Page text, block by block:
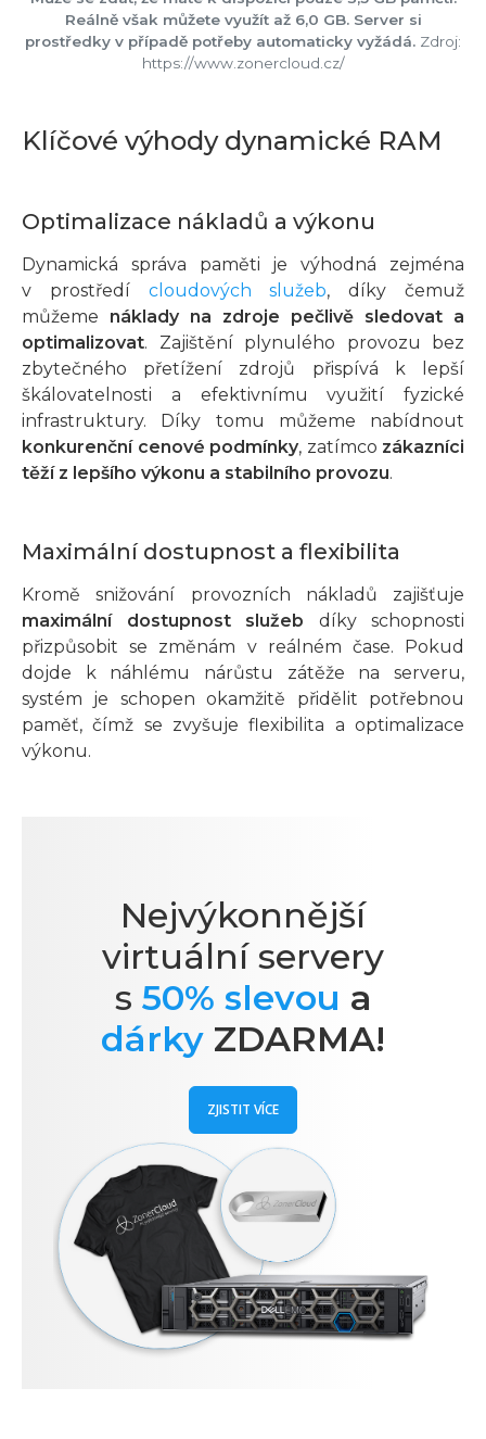
Reálně však můžete využít až 6,0 GB. Server si
prostředky v případě potřeby automaticky vyžádá. Zdroj:
https://www.zonercloud.cz/
Klíčové výhody dynamické RAM
Optimalizace nákladů a výkonu
Dynamická správa paměti je výhodná zejména
v prostředí cloudových služeb, díky čemuž
můžeme náklady na zdroje pečlivě sledovat a
optimalizovat. Zajištění plynulého provozu bez
zbytečného přetížení zdrojů přispívá k lepší
škálovatelnosti a efektivnímu využití fyzické
infrastruktury. Díky tomu můžeme nabídnout
konkurenční cenové podmínky, zatímco zákazníci
těží z lepšího výkonu a stabilního provozu.
Maximální dostupnost a flexibilita
Kromě snižování provozních nákladů zajišťuje
maximální dostupnost služeb díky schopnosti
přizpůsobit se změnám v reálném čase. Pokud
dojde k náhlému nárůstu zátěže na serveru,
systém je schopen okamžitě přidělit potřebnou
paměť, čímž se zvyšuje flexibilita a optimalizace
výkonu.
Nejvýkonnější
virtuální servery
s 50% slevou a
dárky ZDARMA!
ZJISTIT VÍCE